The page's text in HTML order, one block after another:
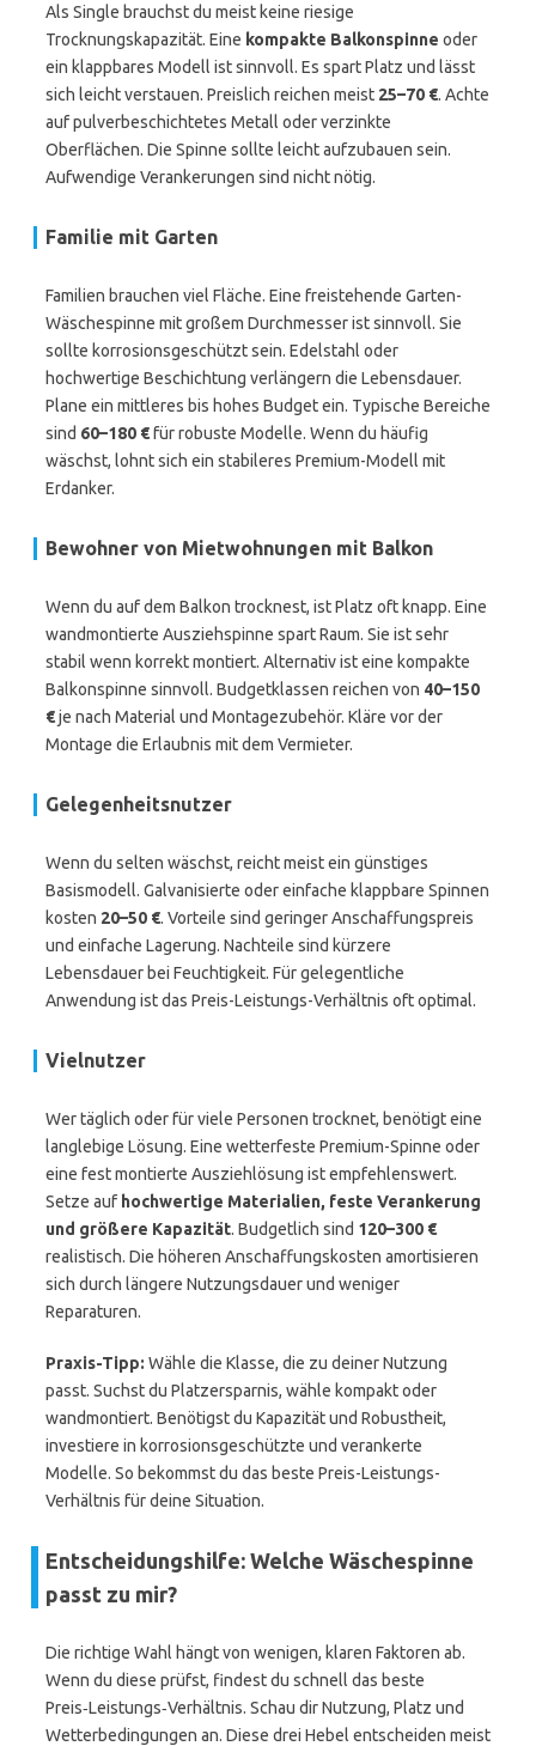
Als Single brauchst du meist keine riesige
Trocknungskapazität. Eine kompakte Balkonspinne oder
ein klappbares Modell ist sinnvoll. Es spart Platz und lässt
sich leicht verstauen. Preislich reichen meist 25–70 €. Achte
auf pulverbeschichtetes Metall oder verzinkte
Oberflächen. Die Spinne sollte leicht aufzubauen sein.
Aufwendige Verankerungen sind nicht nötig.
Familie mit Garten
Familien brauchen viel Fläche. Eine freistehende Garten-
Wäschespinne mit großem Durchmesser ist sinnvoll. Sie
sollte korrosionsgeschützt sein. Edelstahl oder
hochwertige Beschichtung verlängern die Lebensdauer.
Plane ein mittleres bis hohes Budget ein. Typische Bereiche
sind 60–180 €für robuste Modelle. Wenn du häufig
wäschst, lohnt sich ein stabileres Premium-Modell mit
Erdanker.
Bewohner von Mietwohnungen mit Balkon
Wenn du auf dem Balkon trocknest, ist Platz oft knapp. Eine
wandmontierte Ausziehspinne spart Raum. Sie ist sehr
stabil wenn korrekt montiert. Alternativ ist eine kompakte
Balkonspinne sinnvoll. Budgetklassen reichen von 40–150
€je nach Material und Montagezubehör. Kläre vor der
Montage die Erlaubnis mit dem Vermieter.
Gelegenheitsnutzer
Wenn du selten wäschst, reicht meist ein günstiges
Basismodell. Galvanisierte oder einfache klappbare Spinnen
kosten 20–50 €. Vorteile sind geringer Anschaffungspreis
und einfache Lagerung. Nachteile sind kürzere
Lebensdauer bei Feuchtigkeit. Für gelegentliche
Anwendung ist das Preis-Leistungs-Verhältnis oft optimal.
Vielnutzer
Wer täglich oder für viele Personen trocknet, benötigt eine
langlebige Lösung. Eine wetterfeste Premium-Spinne oder
eine fest montierte Ausziehlösung ist empfehlenswert.
Setze auf hochwertige Materialien, feste Verankerung
und größere Kapazität. Budgetlich sind 120–300 €
realistisch. Die höheren Anschaffungskosten amortisieren
sich durch längere Nutzungsdauer und weniger
Reparaturen.
Praxis-Tipp: Wähle die Klasse, die zu deiner Nutzung
passt. Suchst du Platzersparnis, wähle kompakt oder
wandmontiert. Benötigst du Kapazität und Robustheit,
investiere in korrosionsgeschützte und verankerte
Modelle. So bekommst du das beste Preis-Leistungs-
Verhältnis für deine Situation.
Entscheidungshilfe: Welche Wäschespinne
passt zu mir?
Die richtige Wahl hängt von wenigen, klaren Faktoren ab.
Wenn du diese prüfst, findest du schnell das beste
Preis‑Leistungs‑Verhältnis. Schau dir Nutzung, Platz und
Wetterbedingungen an. Diese drei Hebel entscheiden meist